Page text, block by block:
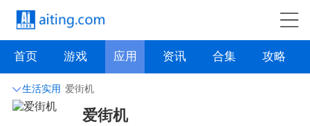
首页 游戏 应用 资讯 合集 攻略
生活实用 爱街机
系统工具
爱街机